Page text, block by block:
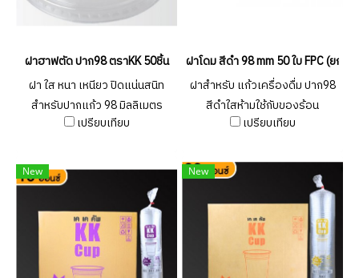
ฝาฮาฟตัด ปาก98 ตราKK 50ชิ้น
ฝา ใส หนา เหนียว ปิดแน่นสนิท
สำหรับปากแก้ว 98 มิลลิเมตร
เปรียบเทียบ
ฝาโดม สีดำ 98 mm 50 ใบ FPC (ยกลั
ฝาสำหรับ แก้วเครื่องดื่ม ปาก98
สีดำใสห้ามใช้กับของร้อน
เปรียบเทียบ
New New